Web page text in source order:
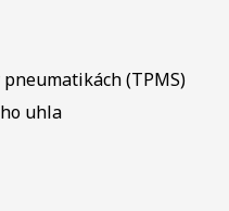
(TPMS)
uhla